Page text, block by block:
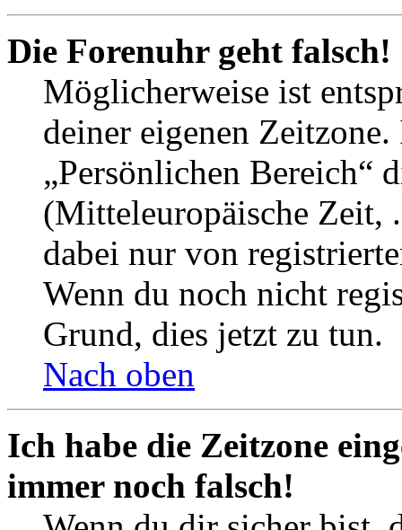
Die Forenuhr geht falsch!
Möglicherweise ist
deiner eigenen
„Persönlichen Bereich“
(Mitteleuropäische Zeit,
dabei nur von
Wenn du noch nicht
Grund, dies jetzt zu tun.
Nach oben
Ich habe die Zeitzone
immer noch falsch!